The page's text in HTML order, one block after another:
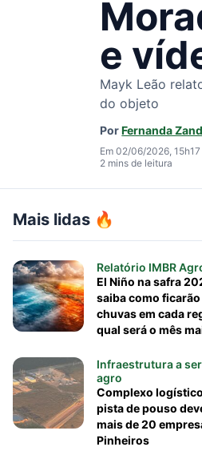
e
Mayk Leão
do objeto
PorFernanda
Em 02/06/2026, 15h17
2 mins de leitura
Mais lidas 🔥
Relatório IMBR
El Niño na safra
saiba como ficarão
chuvas em cada
qual será o mês
Infraestrutura a
agro
Complexo
pista de pouso
mais de 20
Pinheiros